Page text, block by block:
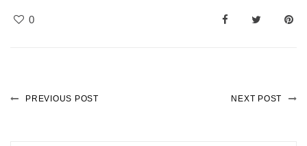
0
PREVIOUS POST NEXT POST